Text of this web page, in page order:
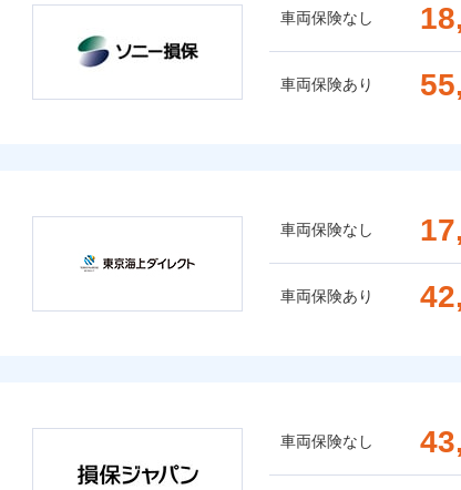
車両保険なし
車両保険あり
車両保険なし
車両保険あり
車両保険なし